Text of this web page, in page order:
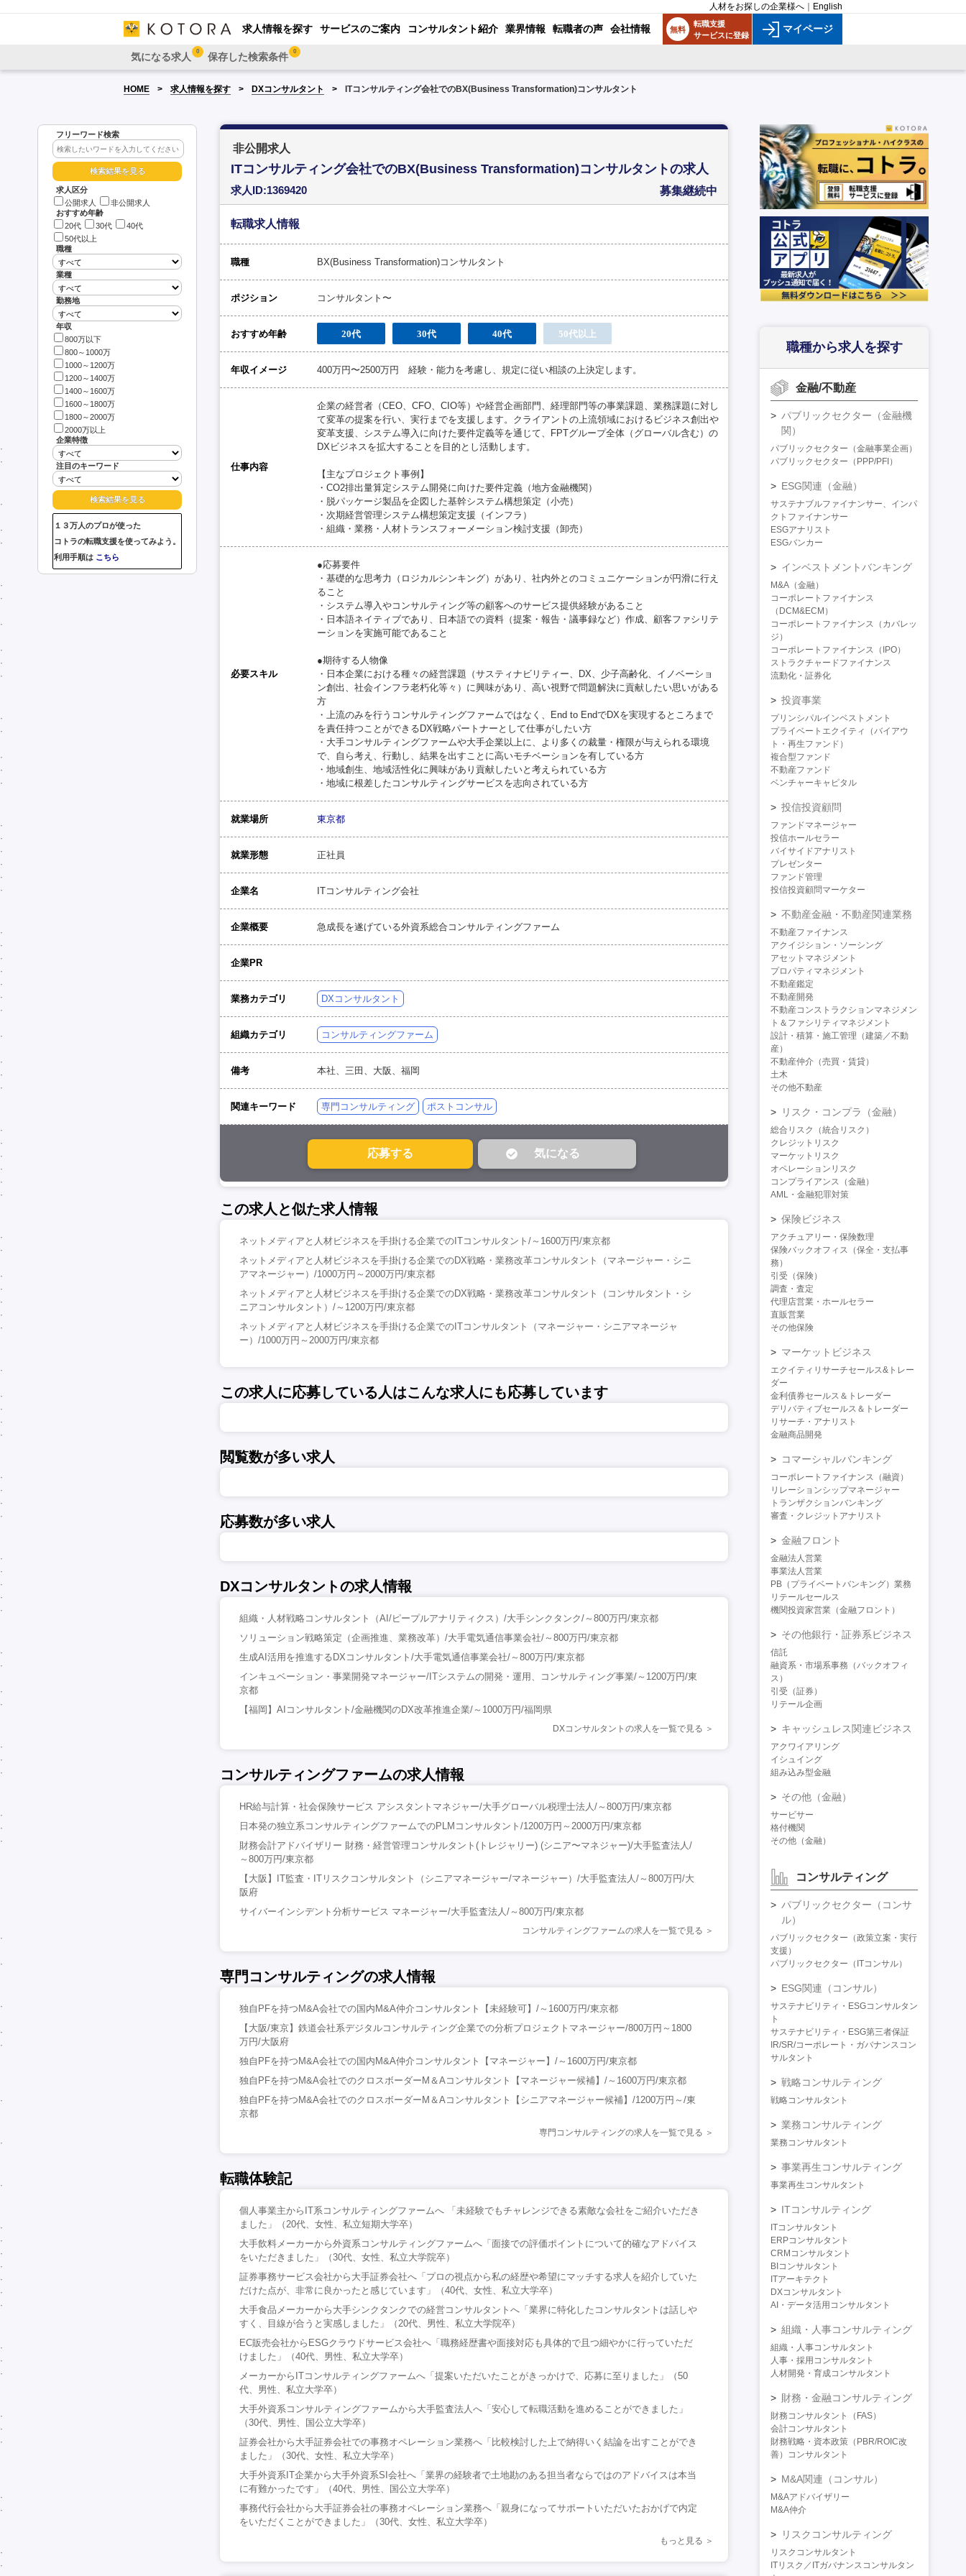
人材をお探しの企業様へ English
求人情報を探す サービスのご案内 コンサルタント紹介 業界情報 転職者の声 会社情報 無料
転職支援
サービスに登録
マイページ
気になる求人 0 保存した検索条件 0
HOME 求人情報を探す DXコンサルタント ITコンサルティング会社でのBX(Business Transformation)コンサルタント
フリーワード検索
求人区分
公開求人
非公開求人
おすすめ年齢
20代
30代
40代
50代以上
職種
業種
勤務地
年収
800万以下
800～1000万
1000～1200万
1200～1400万
1400～1600万
1600～1800万
1800～2000万
2000万以上
企業特徴
注目のキーワード
１３万人のプロが使った
コトラの転職支援を使ってみよう。
利用手順は こちら
非公開求人
ITコンサルティング会社でのBX(Business Transformation)コンサルタントの求人
求人ID:1369420 募集継続中
転職求人情報
職種 BX(Business Transformation)コンサルタント
ポジション コンサルタント〜
おすすめ年齢 20代 30代 40代 50代以上
年収イメージ 400万円〜2500万円 経験・能力を考慮し、規定に従い相談の上決定します。
仕事内容
企業の経営者（CEO、CFO、CIO等）や経営企画部門、経理部門等の事業課題、業務課題に対し
て変革の提案を行い、実行までを支援します。クライアントの上流領域におけるビジネス創出や
変革支援、システム導入に向けた要件定義等を通じて、FPTグループ全体（グローバル含む）の
DXビジネスを拡大することを目的とし活動します。
【主なプロジェクト事例】
・CO2排出量算定システム開発に向けた要件定義（地方金融機関）
・脱パッケージ製品を企図した基幹システム構想策定（小売）
・次期経営管理システム構想策定支援（インフラ）
・組織・業務・人材トランスフォーメーション検討支援（卸売）
必要スキル
●応募要件
・基礎的な思考力（ロジカルシンキング）があり、社内外とのコミュニケーションが円滑に行え
ること
・システム導入やコンサルティング等の顧客へのサービス提供経験があること
・日本語ネイティブであり、日本語での資料（提案・報告・議事録など）作成、顧客ファシリテ
ーションを実施可能であること
●期待する人物像
・日本企業における種々の経営課題（サスティナビリティー、DX、少子高齢化、イノベーショ
ン創出、社会インフラ老朽化等々）に興味があり、高い視野で問題解決に貢献したい思いがある
方
・上流のみを行うコンサルティングファームではなく、End to EndでDXを実現するところまで
を責任持つことができるDX戦略パートナーとして仕事がしたい方
・大手コンサルティングファームや大手企業以上に、より多くの裁量・権限が与えられる環境
で、自ら考え、行動し、結果を出すことに高いモチベーションを有している方
・地域創生、地域活性化に興味があり貢献したいと考えられている方
・地域に根差したコンサルティングサービスを志向されている方
就業場所 東京都
就業形態 正社員
企業名 ITコンサルティング会社
企業概要 急成長を遂げている外資系総合コンサルティングファーム
企業PR
業務カテゴリ DXコンサルタント
組織カテゴリ コンサルティングファーム
備考 本社、三田、大阪、福岡
関連キーワード 専門コンサルティング ポストコンサル
この求人と似た求人情報
ネットメディアと人材ビジネスを手掛ける企業でのITコンサルタント/～1600万円/東京都
ネットメディアと人材ビジネスを手掛ける企業でのDX戦略・業務改革コンサルタント（マネージャー・シニ
アマネージャー）/1000万円～2000万円/東京都
ネットメディアと人材ビジネスを手掛ける企業でのDX戦略・業務改革コンサルタント（コンサルタント・シ
ニアコンサルタント）/～1200万円/東京都
ネットメディアと人材ビジネスを手掛ける企業でのITコンサルタント（マネージャー・シニアマネージャ
ー）/1000万円～2000万円/東京都
この求人に応募している人はこんな求人にも応募しています
閲覧数が多い求人
応募数が多い求人
DXコンサルタントの求人情報
組織・人材戦略コンサルタント（AI/ピープルアナリティクス）/大手シンクタンク/～800万円/東京都
ソリューション戦略策定（企画推進、業務改革）/大手電気通信事業会社/～800万円/東京都
生成AI活用を推進するDXコンサルタント/大手電気通信事業会社/～800万円/東京都
インキュベーション・事業開発マネージャー/ITシステムの開発・運用、コンサルティング事業/～1200万円/東
京都
【福岡】AIコンサルタント/金融機関のDX改革推進企業/～1000万円/福岡県
DXコンサルタントの求人を一覧で見る
コンサルティングファームの求人情報
HR給与計算・社会保険サービス アシスタントマネジャー/大手グローバル税理士法人/～800万円/東京都
日本発の独立系コンサルティングファームでのPLMコンサルタント/1200万円～2000万円/東京都
財務会計アドバイザリー 財務・経営管理コンサルタント(トレジャリー) (シニア〜マネジャー)/大手監査法人/
～800万円/東京都
【大阪】IT監査・ITリスクコンサルタント（シニアマネージャー/マネージャー）/大手監査法人/～800万円/大
阪府
サイバーインシデント分析サービス マネージャー/大手監査法人/～800万円/東京都
コンサルティングファームの求人を一覧で見る
専門コンサルティングの求人情報
独自PFを持つM&A会社での国内M&A仲介コンサルタント【未経験可】/～1600万円/東京都
【大阪/東京】鉄道会社系デジタルコンサルティング企業での分析プロジェクトマネージャー/800万円～1800
万円/大阪府
独自PFを持つM&A会社での国内M&A仲介コンサルタント【マネージャー】/～1600万円/東京都
独自PFを持つM&A会社でのクロスボーダーM＆Aコンサルタント【マネージャー候補】/～1600万円/東京都
独自PFを持つM&A会社でのクロスボーダーM＆Aコンサルタント【シニアマネージャー候補】/1200万円～/東
京都
専門コンサルティングの求人を一覧で見る
転職体験記
個人事業主からIT系コンサルティングファームへ 「未経験でもチャレンジできる素敵な会社をご紹介いただき
ました」（20代、女性、私立短期大学卒）
大手飲料メーカーから外資系コンサルティングファームへ「面接での評価ポイントについて的確なアドバイス
をいただきました」（30代、女性、私立大学院卒）
証券事務サービス会社から大手証券会社へ「プロの視点から私の経歴や希望にマッチする求人を紹介していた
だけた点が、非常に良かったと感じています」（40代、女性、私立大学卒）
大手食品メーカーから大手シンクタンクでの経営コンサルタントへ「業界に特化したコンサルタントは話しや
すく、目線が合うと実感しました」（20代、男性、私立大学院卒）
EC販売会社からESGクラウドサービス会社へ「職務経歴書や面接対応も具体的で且つ細やかに行っていただ
けました」（40代、男性、私立大学卒）
メーカーからITコンサルティングファームへ「提案いただいたことがきっかけで、応募に至りました」（50
代、男性、私立大学卒）
大手外資系コンサルティングファームから大手監査法人へ「安心して転職活動を進めることができました」
（30代、男性、国公立大学卒）
証券会社から大手証券会社での事務オペレーション業務へ「比較検討した上で納得いく結論を出すことができ
ました」（30代、女性、私立大学卒）
大手外資系IT企業から大手外資系SI会社へ「業界の経験者で土地勘のある担当者ならではのアドバイスは本当
に有難かったです」（40代、男性、国公立大学卒）
事務代行会社から大手証券会社の事務オペレーション業務へ「親身になってサポートいただいたおかげで内定
をいただくことができました」（30代、女性、私立大学卒）
もっと見る
職種から求人を探す
金融/不動産
パブリックセクター（金融機
関）
パブリックセクター（金融事業企画）
パブリックセクター（PPP/PFI）
ESG関連（金融）
サステナブルファイナンサー、インパ
クトファイナンサー
ESGアナリスト
ESGバンカー
インベストメントバンキング
M&A（金融）
コーポレートファイナンス
（DCM&ECM）
コーポレートファイナンス（カバレッ
ジ）
コーポレートファイナンス（IPO）
ストラクチャードファイナンス
流動化・証券化
投資事業
プリンシパルインベストメント
プライベートエクイティ（バイアウ
ト・再生ファンド）
複合型ファンド
不動産ファンド
ベンチャーキャピタル
投信投資顧問
ファンドマネージャー
投信ホールセラー
バイサイドアナリスト
プレゼンター
ファンド管理
投信投資顧問マーケター
不動産金融・不動産関連業務
不動産ファイナンス
アクイジション・ソーシング
アセットマネジメント
プロパティマネジメント
不動産鑑定
不動産開発
不動産コンストラクションマネジメン
ト＆ファシリティマネジメント
設計・積算・施工管理（建築／不動
産）
不動産仲介（売買・賃貸）
土木
その他不動産
リスク・コンプラ（金融）
総合リスク（統合リスク）
クレジットリスク
マーケットリスク
オペレーションリスク
コンプライアンス（金融）
AML・金融犯罪対策
保険ビジネス
アクチュアリー・保険数理
保険バックオフィス（保全・支払事
務）
引受（保険）
調査・査定
代理店営業・ホールセラー
直販営業
その他保険
マーケットビジネス
エクイティリサーチセールス&トレー
ダー
金利債券セールス＆トレーダー
デリバティブセールス＆トレーダー
リサーチ・アナリスト
金融商品開発
コマーシャルバンキング
コーポレートファイナンス（融資）
リレーションシップマネージャー
トランザクションバンキング
審査・クレジットアナリスト
金融フロント
金融法人営業
事業法人営業
PB（プライベートバンキング）業務
リテールセールス
機関投資家営業（金融フロント）
その他銀行・証券系ビジネス
信託
融資系・市場系事務（バックオフィ
ス）
引受（証券）
リテール企画
キャッシュレス関連ビジネス
アクワイアリング
イシュイング
組み込み型金融
その他（金融）
サービサー
格付機関
その他（金融）
コンサルティング
パブリックセクター（コンサ
ル）
パブリックセクター（政策立案・実行
支援）
パブリックセクター（ITコンサル）
ESG関連（コンサル）
サステナビリティ・ESGコンサルタン
ト
サステナビリティ・ESG第三者保証
IR/SR/コーポレート・ガバナンスコン
サルタント
戦略コンサルティング
戦略コンサルタント
業務コンサルティング
業務コンサルタント
事業再生コンサルティング
事業再生コンサルタント
ITコンサルティング
ITコンサルタント
ERPコンサルタント
CRMコンサルタント
BIコンサルタント
ITアーキテクト
DXコンサルタント
AI・データ活用コンサルタント
組織・人事コンサルティング
組織・人事コンサルタント
人事・採用コンサルタント
人材開発・育成コンサルタント
財務・金融コンサルティング
財務コンサルタント（FAS）
会計コンサルタント
財務戦略・資本政策（PBR/ROIC改
善）コンサルタント
M&A関連（コンサル）
M&Aアドバイザリー
M&A仲介
リスクコンサルティング
リスクコンサルタント
ITリスク／ITガバナンスコンサルタン